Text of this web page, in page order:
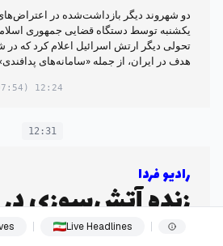
دو شهروند دیگر بازداشت‌شده در اعتراض‌های
یکشنبه توسط دستگاه قضایی جمهوری
هدف در ایران، از جمله «سامانه‌های
12:24
(07:54 in your timezone)
12:31
رادیو فردا
زنده آتش‌سوزی
Live Headlines